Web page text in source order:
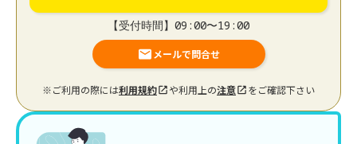
【受付時間】09:00〜19:00
メールで問合せ
※ご利用の際には利用規約 や利用上の注意 をご確認下さい